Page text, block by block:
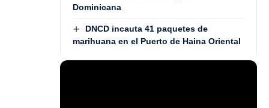
Dominicana
DNCD incauta 41 paquetes de
marihuana en el Puerto de Haina Oriental